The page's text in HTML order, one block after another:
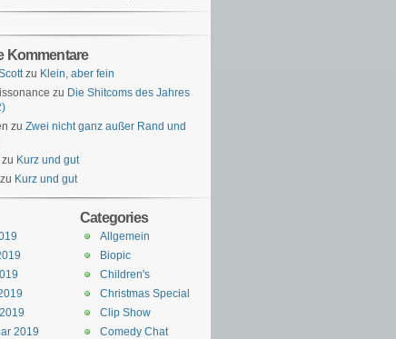
Kommentare
zu Klein, aber fein
zu Die Shitcoms des Jahres
zu Zwei nicht ganz außer Rand und
zu Kurz und gut
zu Kurz und gut
Categories
Allgemein
Biopic
Children's
Christmas Special
Clip Show
Comedy Chat
2019